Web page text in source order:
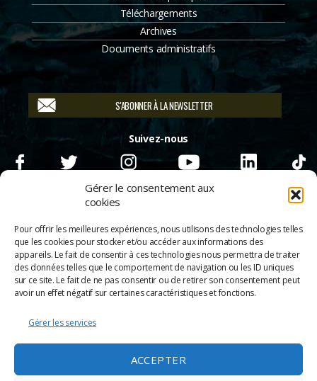
Gérer le consentement aux
cookies
Pour offrir les meilleures expériences, nous utilisons des technologies telles
que les cookies pour stocker et/ou accéder aux informations des
appareils. Le fait de consentir à ces technologies nous permettra de traiter
des données telles que le comportement de navigation ou les ID uniques
sur ce site. Le fait de ne pas consentir ou de retirer son consentement peut
avoir un effet négatif sur certaines caractéristiques et fonctions.
Gérer les services
ACCEPTER
Téléchargements
Archives
Documents administratifs
S'ABONNER À LA NEWSLETTER
Suivez-nous
© 2026Scènes & Cinés